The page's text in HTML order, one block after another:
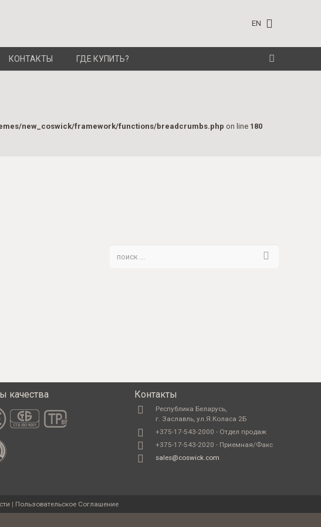
EN
КОНТАКТЫ ГДЕ КУПИТЬ?
new_coswick/framework/functions/breadcrumbs.php on line 180
качества Контакты
Республика Беларусь,
г. Заславль, ул.Я.Коласа 2Б
+375-17-543-2000 - Отдел продаж
+375-17-543-2020 - Приемная/Факс
sales@coswick.com
| Пользовательское Соглашение